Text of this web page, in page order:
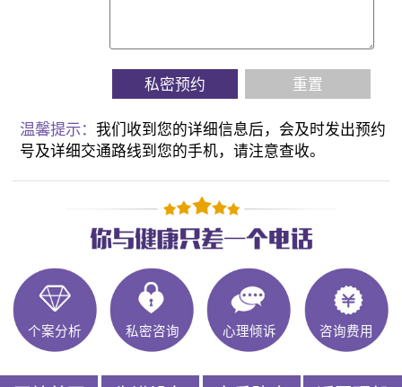
私密预约 重置
温馨提示：我们收到您的详细信息后，会及时发出预约
号及详细交通路线到您的手机，请注意查收。
个案分析 私密咨询 心理倾诉 咨询费用